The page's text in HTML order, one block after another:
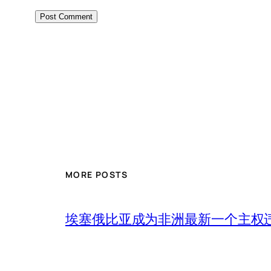
MORE POSTS
埃塞俄比亚成为非洲最新一个主权